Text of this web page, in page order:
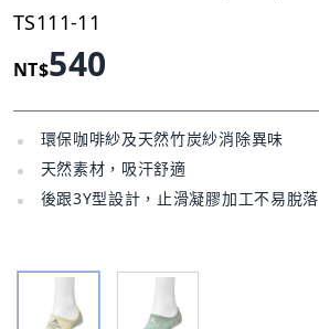
TS111-11
NT$540
環保咖啡紗及天然竹炭紗消除異味
天然素材，吸汗舒適
後跟3Y型設計，止滑凝膠加工不易脫落